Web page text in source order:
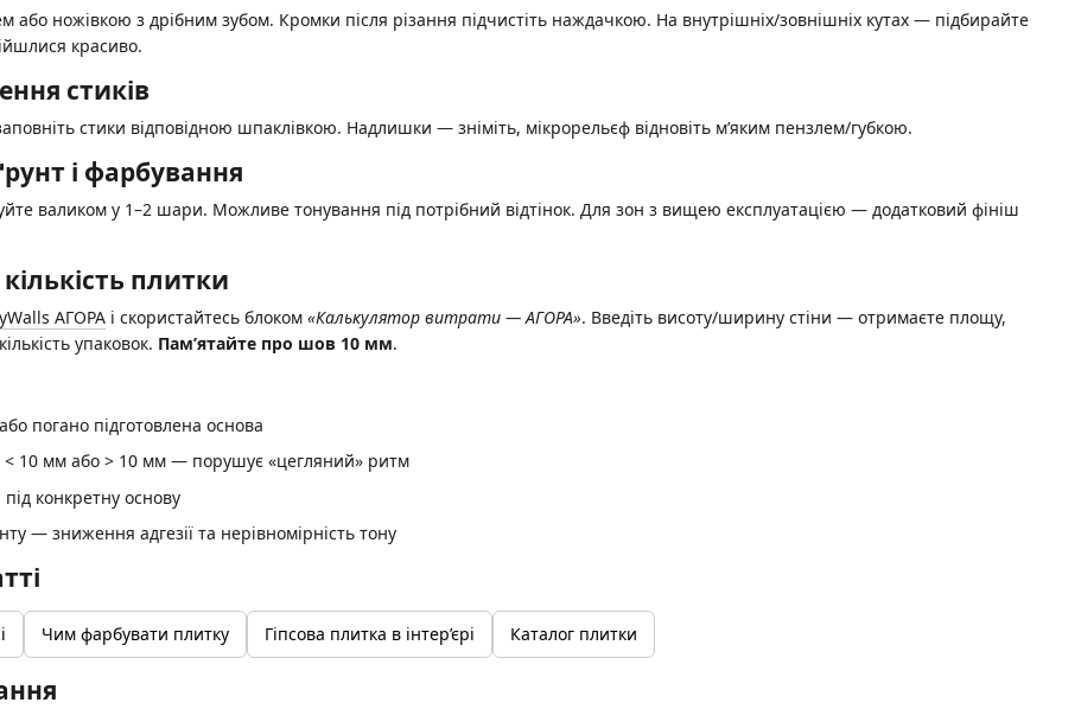
або ножівкою з дрібним зубом. Кромки після різання підчистіть наждачкою. На внутрішніх/зовнішніх кутах — підбирайте
красиво.
стиків
стики відповідною шпаклівкою. Надлишки — зніміть, мікрорельєф відновіть м’яким пензлем/губкою.
і фарбування
валиком у 1–2 шари. Можливе тонування під потрібний відтінок. Для зон з вищею експлуатацією — додатковий фініш
плитки
АГОРА і скористайтесь блоком «Калькулятор витрати — АГОРА». Введіть висоту/ширину стіни — отримаєте площу,
упаковок. Пам’ятайте про шов 10 мм.
погано підготовлена основа
10 мм або > 10 мм — порушує «цегляний» ритм
конкретну основу
— зниження адгезії та нерівномірність тону
Чим фарбувати плитку Гіпсова плитка в інтер’єрі Каталог плитки